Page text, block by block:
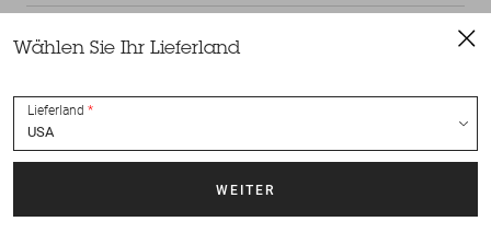
Wählen Sie Ihr Lieferland
Lieferland